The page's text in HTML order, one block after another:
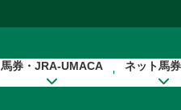
馬券・JRA-UMACA ネット馬